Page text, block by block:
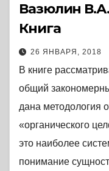
Вазюлин
Книга
26 ЯНВАРЯ, 2018
В книге
общий
дана методология
«органического
это наиболее
понимание